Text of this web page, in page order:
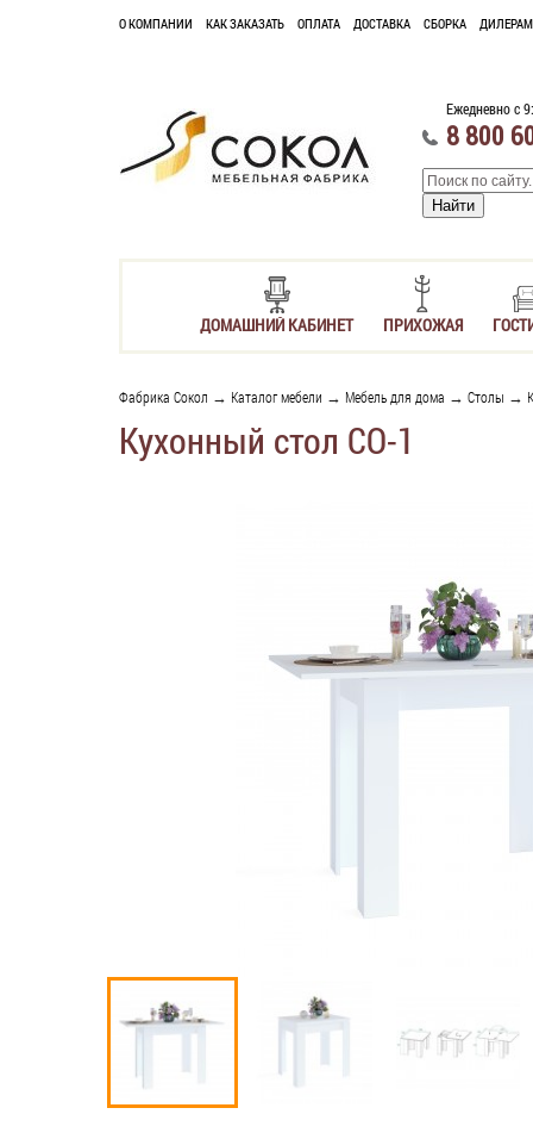
О КОМПАНИИ КАК ЗАКАЗАТЬ ОПЛАТА ДОСТАВКА СБОРКА ДИЛЕРАМ
Ежедневно с
8 800
ДОМАШНИЙ КАБИНЕТ ПРИХОЖАЯ
Фабрика Сокол → Каталог мебели → Мебель для дома → Столы →
Кухонный стол СО-1